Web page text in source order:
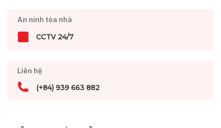
An ninh tòa nhà
CCTV 24/7
Liên hệ
(+84) 939 663 882